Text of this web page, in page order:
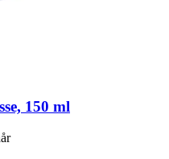
150 ml